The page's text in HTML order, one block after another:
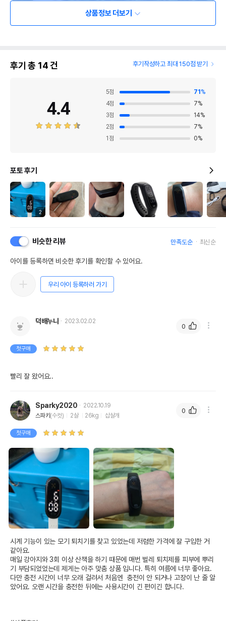
상품정보 더보기
후기 총 14건 후기작성하고 최대 150점 받기
4.4
5점 71 %
4점 7%
3점 14%
2점 7%
1 점 0%
포토 후기
2
비슷한 리뷰 만족도순 최신순
아이를 등록하면 비슷한 후기를 확인할 수 있어요.
우리 아이 등록하러 가기
덕배누나 2023.02.02
첫구매
빨리 잘 왔어요..
0
Sparky2020
2022.10.19
스파키 (수컷) 2살 26kg 삽살개
첫구매
시계 기능이 있는 모기 퇴치기를 찾고 있었는데 저렴한 가격에 잘 구입한 거
같아요.
매일 강아지와 3회 이상 산책을 하기 때문에 매번 벌레 퇴치제를 피부에 뿌리
기 부담되었었는데 제게는 아주 맞춤 상품 입니다. 특히 여름에 너무 좋아요.
다만 충전 시간이 너무 오래 걸려서 처음엔  충전이 안 되거나 고장이 난 줄 알
았어요. 오랜 시간을 충전한 뒤에는 사용시간이 긴 편이긴 합니다.
0